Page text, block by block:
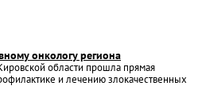
онкологу региона
области прошла прямая
и лечению злокачественных